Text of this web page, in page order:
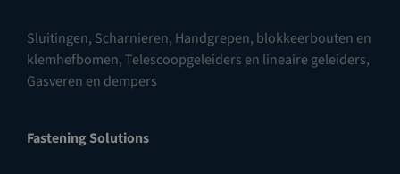
Sluitingen, Scharnieren, Handgrepen, blokkeerbouten en
klemhefbomen,Telescoopgeleiders en lineaire geleiders,
Gasveren en dempers
Fastening Solutions